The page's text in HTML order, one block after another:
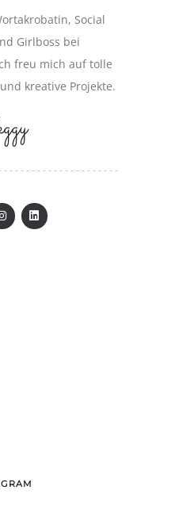
Social
Girlboss bei
freu mich auf tolle
kreative Projekte.